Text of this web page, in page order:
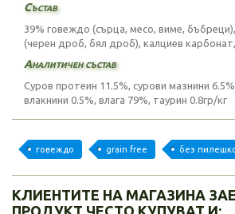
Състав
39% говеждо (сърца, месо, виме,
(черен дроб, бял дроб), калциев карбонат,
Аналитичен състав
Суров протеин 11.5%, сурови мазнини
влакнини 0.5%, влага 79%, таурин 0.8гр/кг
говеждо grain free без
КЛИЕНТИТЕ НА МАГАЗИНА
ПРОДУКТ ЧЕСТО КУПУВАТ И: